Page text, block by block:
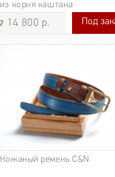
из корня каштана
14 800 р. 14 800 р.
Под
Кожаный ремень C&N